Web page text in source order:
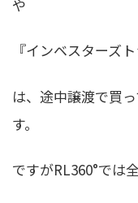
や
『インベスターズト
は、途中譲渡で買
す。
ですがRL360°では